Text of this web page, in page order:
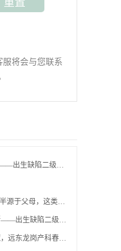
服将会与您联系
陷二级防控的利器！
这类孕妈准爸要注意！
陷二级防控的利器！
不打烊，守护母婴健康！